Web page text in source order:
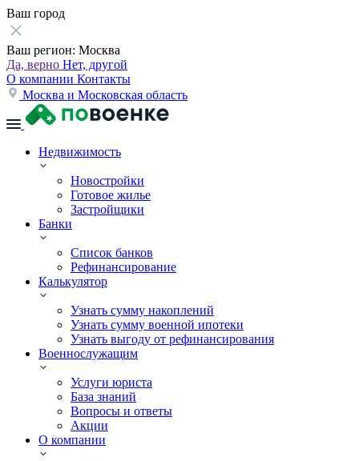
Ваш город
Ваш регион: Москва
Да, верно Нет, другой
О компании Контакты
Москва и Московская область
Недвижимость
Новостройки
Готовое жилье
Застройщики
Банки
Список банков
Рефинансирование
Калькулятор
Узнать сумму накоплений
Узнать сумму военной ипотеки
Узнать выгоду от рефинансирования
Военнослужащим
Услуги юриста
База знаний
Вопросы и ответы
Акции
О компании